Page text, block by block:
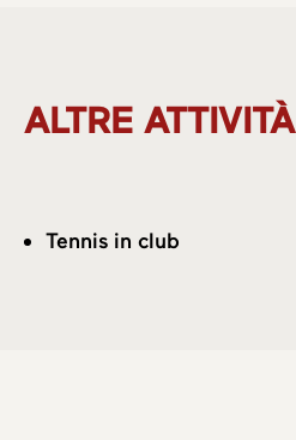
ALTRE ATTIVITÀ
Tennis in club